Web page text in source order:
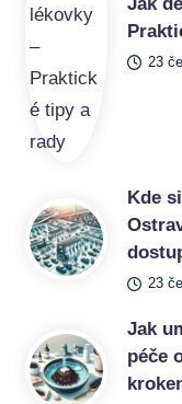
23
Kde
23
Jak
péče